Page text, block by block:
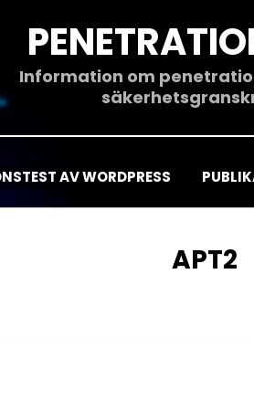
Information om
AV WORDPRESS
ETIKETT
:
APT2